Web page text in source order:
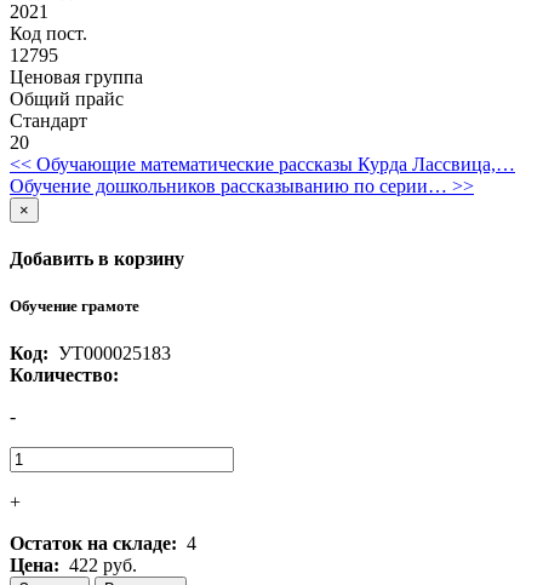
2021
Код пост.
12795
Ценовая группа
Общий прайс
Стандарт
20
<< Обучающие математические рассказы Курда Лассвица,…
Обучение дошкольников рассказыванию по серии… >>
×
Добавить в корзину
Обучение грамоте
Код: УТ000025183
Количество:
-
+
Остаток на складе: 4
Цена: 422 руб.